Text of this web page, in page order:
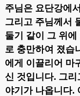
주님은 요단강에
그리고 주님께서
둘기 같이 그 위
로 충만하여 졌습
에게 이끌리어 마
신 것입니다. 그리
야기가 나옵니다.